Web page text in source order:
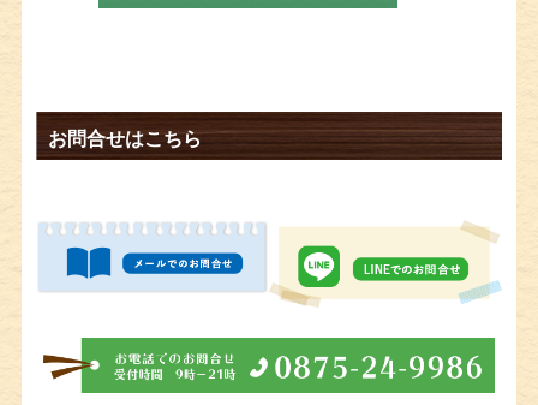
お問合せはこちら